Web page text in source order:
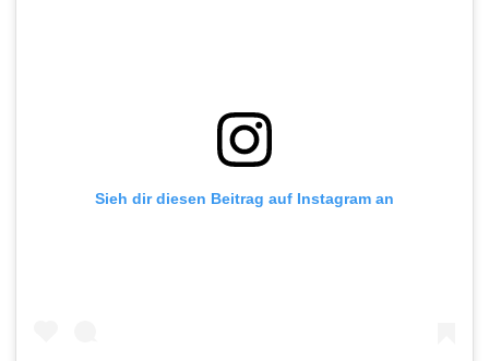
Sieh dir diesen Beitrag auf Instagram an